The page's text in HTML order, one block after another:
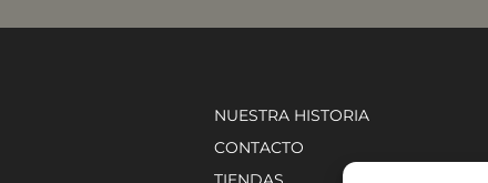
NUESTRA HISTORIA
CONTACTO